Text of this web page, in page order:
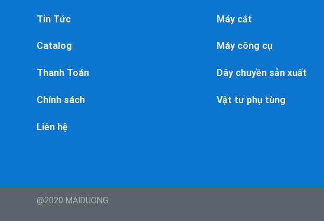
Tin Tức
Catalog
Thanh Toán
Chính sách
Liên hệ
Máy cắt
Máy công cụ
Dây chuyền sản xuất
Vật tư phụ tùng
@2020 MAIDUONG